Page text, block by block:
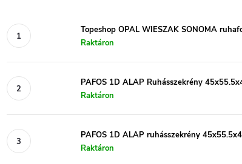
Topeshop OPAL WIESZAK SONOMA
Raktáron
PAFOS 1D ALAP Ruhásszekrény
Raktáron
PAFOS 1D ALAP ruhásszekrény
Raktáron